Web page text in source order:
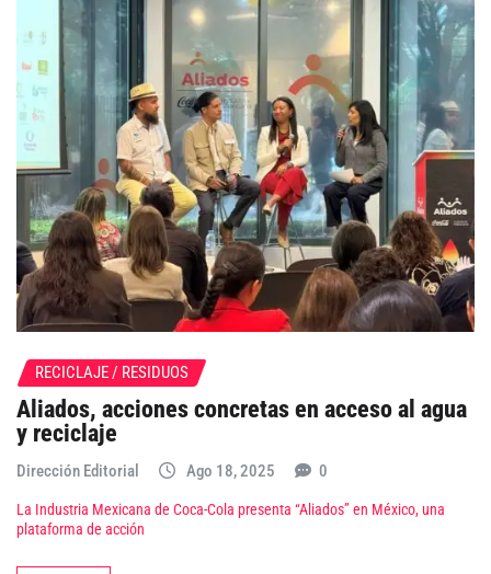
RECICLAJE / RESIDUOS
Aliados, acciones concretas en acceso al agua
y reciclaje
Dirección Editorial Ago 18, 2025 0
La Industria Mexicana de Coca-Cola presenta “Aliados” en México, una
plataforma de acción